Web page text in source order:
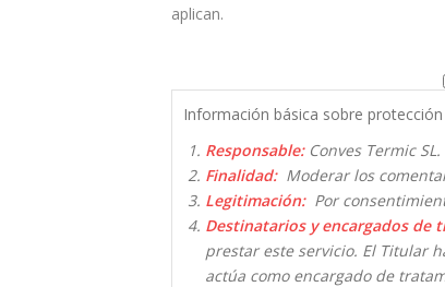
aplican.
Información básica sobre
Responsable:Conves Termic SL.
Finalidad:Moderar los
Legitimación:Por
Destinatarios y encargados de
prestar este servicio. El Titular
actúa como encargado de